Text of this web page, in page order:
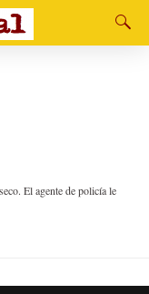
El agente de policía le